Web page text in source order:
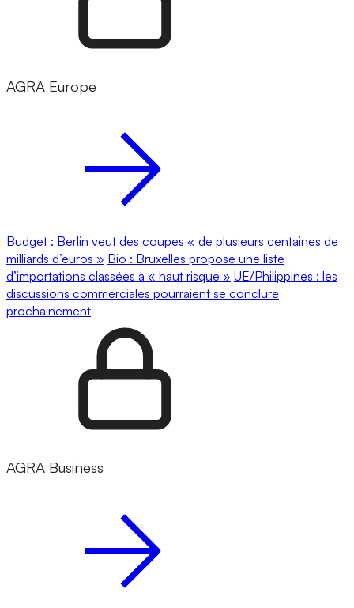
AGRA Europe
Budget : Berlin veut des coupes « de plusieurs centaines de
milliards d’euros » Bio : Bruxelles propose une liste
d’importations classées à « haut risque » UE/Philippines : les
discussions commerciales pourraient se conclure
prochainement
AGRA Business